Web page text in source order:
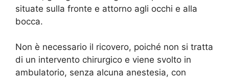
situate sulla fronte e attorno agli occhi e alla
bocca.
Non è necessario il ricovero, poiché non si tratta
di un intervento chirurgico e viene svolto in
ambulatorio, senza alcuna anestesia, con